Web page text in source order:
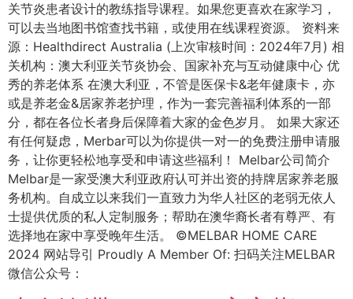
关节炎患者设计的教练指导课程。如果您更喜欢在家学习，
可以去当地图书馆查找书籍，或使用在线课程资源。 资料来
源：Healthdirect Australia (上次审核时间：2024年7月) 相
关机构：澳大利亚关节炎协会、国家补充与互动健康中心 优
秀的养老体系 在澳大利亚，不管是医保卡&老年健康卡，亦
或是养老金&居家养老护理，作为一套完善福利体系的一部
分，都在各位长者身后保障着大家的金色岁月。 如果大家还
有任何疑虑，Merbar可以为你提供一对一的免费注册申请服
务，让你更轻松地享受和申请这些福利！ Melbar公司简介
Melbar是一家受澳大利亚政府认可并出资的持牌居家养老服
务机构。自成立以来我们一直致力为华人社区的老弱无依人
士提供优质的私人定制服务；帮助在澳华裔长者有尊严、有
选择地在家中享受晚年生活。 ©MELBAR HOME CARE
2024 网站导引 Proudly A Member Of: 扫码关注MELBAR
微信公众号：